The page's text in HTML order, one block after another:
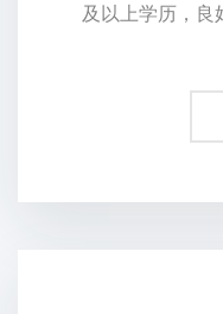
及以上学历，良